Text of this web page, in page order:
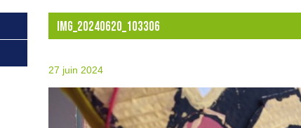
IMG_20240620_103306
27 juin 2024